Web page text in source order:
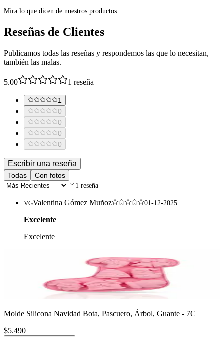
Mira lo que dicen de nuestros productos
Reseñas de Clientes
Publicamos todas las reseñas y respondemos las que lo necesitan,
también las malas.
5.00 1 reseña
1
0
0
0
0
Escribir una reseña
Todas Con fotos
1 reseña
VGValentina Gómez Muñoz 01-12-2025
Excelente
Excelente
Molde Silicona Navidad Bota, Pascuero, Árbol, Guante - 7C
$5.490